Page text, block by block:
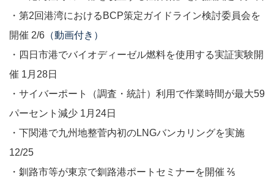
・第2回港湾におけるBCP策定ガイドライン検討委員会を
開催 2/6 （動画付き）
・四日市港でバイオディーゼル燃料を使用する実証実験開
催 1月28日
・サイバーポート（調査・統計）利用で作業時間が最大59
パーセント減少 1月24日
・下関港で九州地整菅内初のLNGバンカリングを実施
12/25
・釧路市等が東京で釧路港ポートセミナーを開催 ⅖